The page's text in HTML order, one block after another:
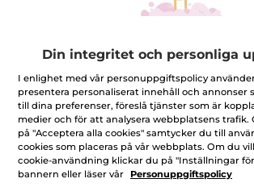
Concealer, gyllene 200
Liten flaska 7 ml - 10 nyanser
Liten flaska
Din integritet och personliga
I enlighet med vår personuppgiftspolicy
presentera personaliserat innehåll och annonser
till dina preferenser, föreslå tjänster som är
medier och för att analysera webbplatsens trafik.
på "Acceptera alla cookies" samtycker du till
cookies som placeras på vår webbplats. Om du
cookie-användning klickar du på "Inställningar för
bannern eller läser vår
Personuppgiftspolicy